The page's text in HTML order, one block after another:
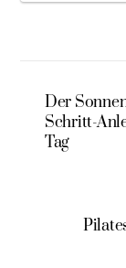
Der
Schritt-
Tag